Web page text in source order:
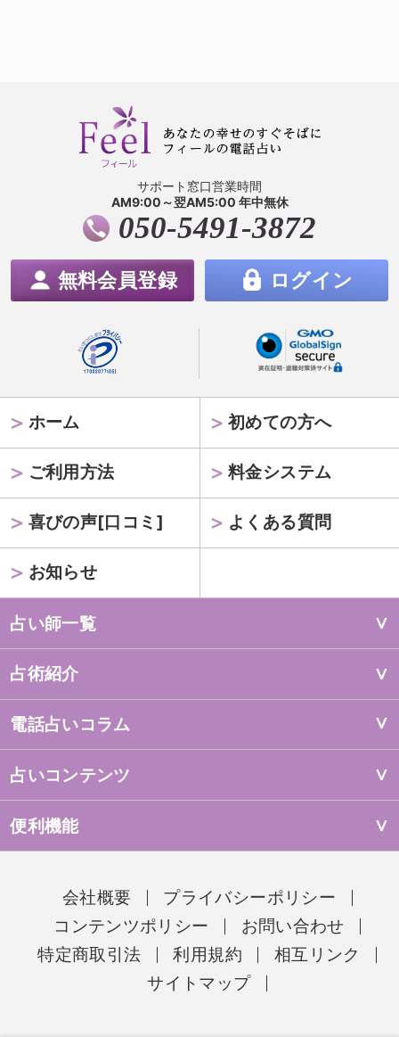
サポート窓口営業時間
AM9:00～翌AM5:00 年中無休
050-5491-3872
無料会員登録 ログイン
ホーム 初めての方へ
ご利用方法 料金システム
喜びの声[口コミ] よくある質問
お知らせ
占い師一覧
占術紹介
電話占いコラム
占いコンテンツ
便利機能
会社概要
プライバシーポリシー
コンテンツポリシー
お問い合わせ
特定商取引法
利用規約
相互リンク
サイトマップ